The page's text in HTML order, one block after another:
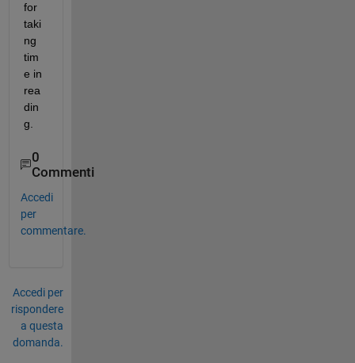
for
taki
ng
tim
e in
rea
din
g.
0
Commenti
Accedi
per
commentare.
Accedi per
rispondere
a questa
domanda.